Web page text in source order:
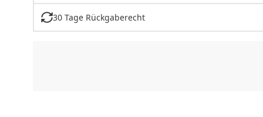
30 Tage Rückgaberecht